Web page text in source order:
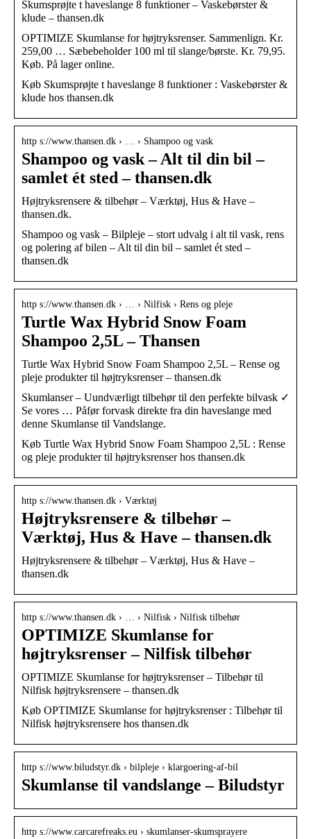
Skumsprøjte t haveslange 8 funktioner – Vaskebørster &
klude – thansen.dk
OPTIMIZE Skumlanse for højtryksrenser. Sammenlign. Kr.
259,00 … Sæbebeholder 100 ml til slange/børste. Kr. 79,95.
Køb. På lager online.
Køb Skumsprøjte t haveslange 8 funktioner : Vaskebørster &
klude hos thansen.dk
http s://www.thansen.dk › … › Shampoo og vask
Shampoo og vask – Alt til din bil –
samlet ét sted – thansen.dk
Højtryksrensere & tilbehør – Værktøj, Hus & Have –
thansen.dk.
Shampoo og vask – Bilpleje – stort udvalg i alt til vask, rens
og polering af bilen – Alt til din bil – samlet ét sted –
thansen.dk
http s://www.thansen.dk › … › Nilfisk › Rens og pleje
Turtle Wax Hybrid Snow Foam
Shampoo 2,5L – Thansen
Turtle Wax Hybrid Snow Foam Shampoo 2,5L – Rense og
pleje produkter til højtryksrenser – thansen.dk
Skumlanser – Uundværligt tilbehør til den perfekte bilvask ✓
Se vores … Påfør forvask direkte fra din haveslange med
denne Skumlanse til Vandslange.
Køb Turtle Wax Hybrid Snow Foam Shampoo 2,5L : Rense
og pleje produkter til højtryksrenser hos thansen.dk
http s://www.thansen.dk › Værktøj
Højtryksrensere & tilbehør –
Værktøj, Hus & Have – thansen.dk
Højtryksrensere & tilbehør – Værktøj, Hus & Have –
thansen.dk
http s://www.thansen.dk › … › Nilfisk › Nilfisk tilbehør
OPTIMIZE Skumlanse for
højtryksrenser – Nilfisk tilbehør
OPTIMIZE Skumlanse for højtryksrenser – Tilbehør til
Nilfisk højtryksrensere – thansen.dk
Køb OPTIMIZE Skumlanse for højtryksrenser : Tilbehør til
Nilfisk højtryksrensere hos thansen.dk
http s://www.biludstyr.dk › bilpleje › klargoering-af-bil
Skumlanse til vandslange – Biludstyr
http s://www.carcarefreaks.eu › skumlanser-skumsprayere